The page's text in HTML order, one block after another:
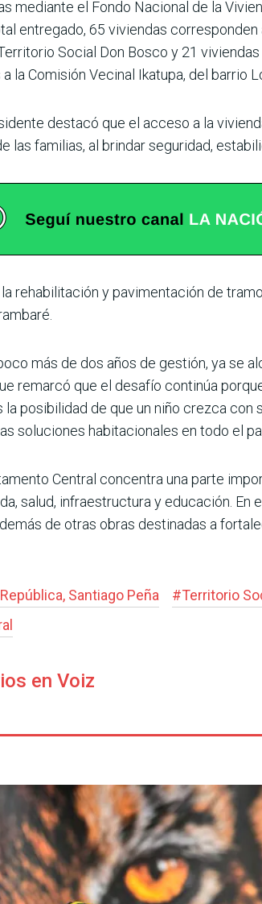
mediante el Fondo Nacional de la
entregado, 65 viviendas
Social Don Bosco y 21
la Comisión Vecinal Ika­tupa, del barrio
destacó que el acceso a la
las familias, al brindar segu­ridad,
rehabilitación y pavi­mentación de
más de dos años de gestión, ya se
remarcó que el desafío conti­núa
la posibilidad de que un niño crezca
solu­ciones habitacionales en todo el
Central con­centra una parte
salud, infraestructura y educación.
de otras obras destinadas a
Santiago Peña #Territorio
en Voiz